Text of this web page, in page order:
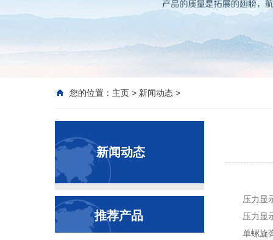
您的位置： 主页 > 新闻动态 >
新闻动态
推荐产品
压力显
压力显
单螺旋